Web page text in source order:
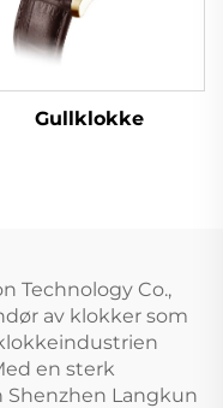
Gullklokke
Technology Co.,
av klokker som
en sterk
Langkun